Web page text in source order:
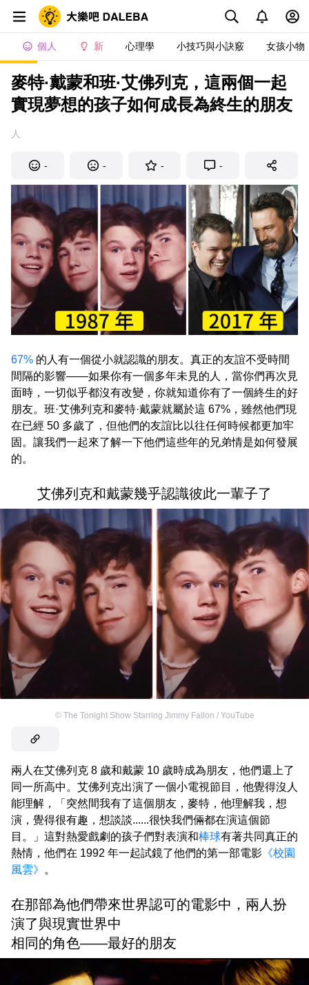
個人 新 心理學 小技巧與小訣竅 女孩小物
麥特·戴蒙和班·艾佛列克，這兩個一起
實現夢想的孩子如何成長為終生的朋友
人
- - - -
67% 的人有一個從小就認識的朋友。真正的友誼不受時間
間隔的影響——如果你有一個多年未見的人，當你們再次見
面時，一切似乎都沒有改變，你就知道你有了一個終生的好
朋友。班·艾佛列克和麥特·戴蒙就屬於這 67%，雖然他們現
在已經 50 多歲了，但他們的友誼比以往任何時候都更加牢
固。讓我們一起來了解一下他們這些年的兄弟情是如何發展
的。
艾佛列克和戴蒙幾乎認識彼此一輩子了
© The Tonight Show Starring Jimmy Fallon / YouTube
兩人在艾佛列克 8 歲和戴蒙 10 歲時成為朋友，他們還上了
同一所高中。艾佛列克出演了一個小電視節目，他覺得沒人
能理解，「突然間我有了這個朋友，麥特，他理解我，想
演，覺得很有趣，想談談......很快我們倆都在演這個節
目。」這對熱愛戲劇的孩子們對表演和棒球有著共同真正的
熱情，他們在 1992 年一起試鏡了他們的第一部電影 《校園
風雲》
。
在那部為他們帶來世界認可的電影中，兩人扮
演了與現實世界中
相同的角色——最好的朋友